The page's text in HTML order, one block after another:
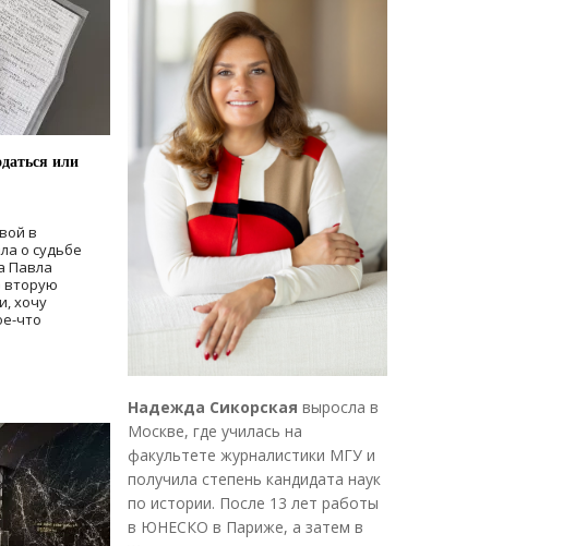
или
в
о судьбе
Павла
вторую
хочу
что
Надежда Сикорская выросла в
Москве, где училась на
факультете журналистики МГУ и
получила степень кандидата наук
по истории. После 13 лет работы
в ЮНЕСКО в Париже, а затем в